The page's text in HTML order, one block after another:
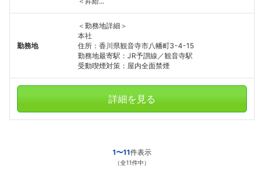
勤務地
＜勤務地詳細＞
本社
住所：香川県観音寺市八幡町3-4-15
勤務地最寄駅：JR予讃線／観音寺駅
受動喫煙対策：屋内全面禁煙
詳細を見る
1〜11件表示
（全11件中）